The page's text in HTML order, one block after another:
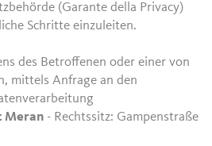
(Garante della Privacy)
Schritte einzuleiten.
des Betroffenen oder einer von
mittels Anfrage an den
Meran - Rechtssitz: Gampenstraße